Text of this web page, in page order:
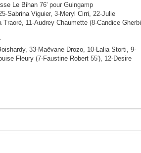
Le Bihan 76' pour Guingamp
Sabrina Viguier, 3-Meryl Cirri , 22-Julie
Traoré , 11-Audrey Chaumette (8-Candice Gherbi
, 33-Maëvane Drozo , 10- Lalia Storti , 9-
Fleury (7-Faustine Robert 55'), 12-Desire